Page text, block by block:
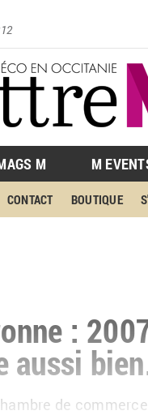
M M
CONTACT BOUTIQUE
:
aussi
de